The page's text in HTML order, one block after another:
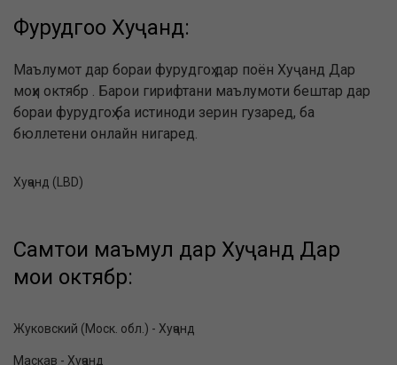
Фурудгоҳҳо Хуҷанд:
Маълумот дар бораи фурудгоҳ дар поён Хуҷанд Дар
моҳи октябр . Барои гирифтани маълумоти бештар дар
бораи фурудгоҳ ба истиноди зерин гузаред, ба
бюллетени онлайн нигаред.
Хуҷанд (LBD)
Самтҳои маъмул дар Хуҷанд Дар
моҳи октябр:
Жуковский (Моск. обл.) - Хуҷанд
Маскав - Хуҷанд